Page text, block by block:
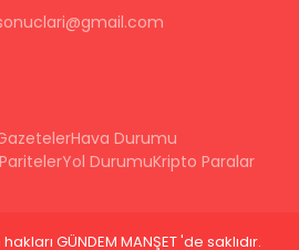
Hava Durumu
Yol DurumuKripto Paralar
GÜNDEM MANŞET 'de saklıdır.